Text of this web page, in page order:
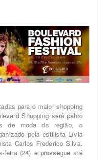
para o maior shopping
Shopping será palco
de moda da região, o
pela estilista Lívia
Carlos Frederico Silva.
feira (24) e prossegue até